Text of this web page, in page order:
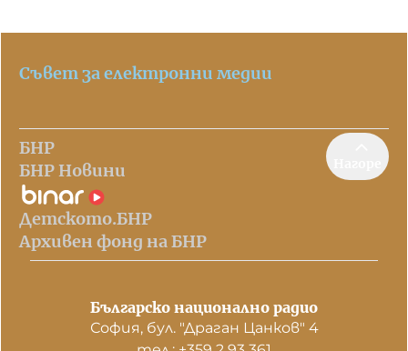
Съвет за електронни медии
БНР
БНР Новини
Детското.БНР
Архивен фонд на БНР
Българско национално радио
София, бул. "Драган Цанков" 4